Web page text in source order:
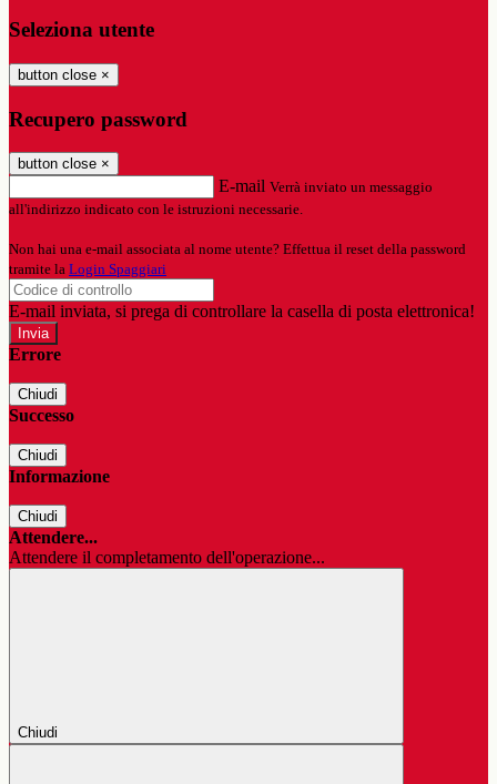
Seleziona utente
button close ×
Recupero password
button close ×
E-mail Verrà inviato un messaggio
all'indirizzo indicato con le istruzioni necessarie.
Non hai una e-mail associata al nome utente? Effettua il reset della password
tramite la Login Spaggiari
E-mail inviata, si prega di controllare la casella di posta elettronica!
Errore
Chiudi
Successo
Chiudi
Informazione
Chiudi
Attendere...
Attendere il completamento dell'operazione...
Chiudi